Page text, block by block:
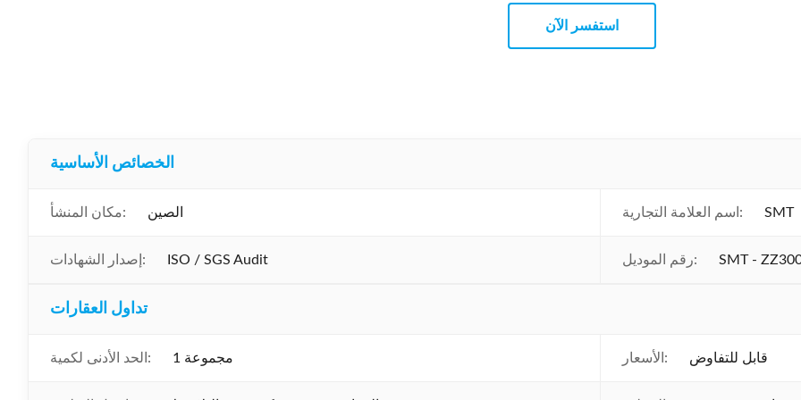
استفسر الآن
الخصائص الأساسية
مكان المنشأ: الصين اسم العلامة التجارية: SMT
إصدار الشهادات: ISO / SGS Audit رقم الموديل: SMT -
تداول العقارات
الحد الأدنى لكمية: 1 مجموعة الأسعار: قابل للتفاوض